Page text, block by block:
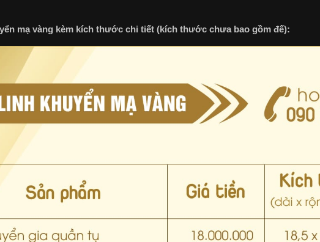
mạ vàng kèm kích thước chi tiết (kích thước chưa bao gồm đế):